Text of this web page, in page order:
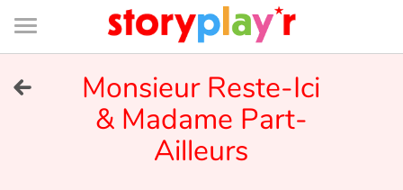
Connexion
Bibliothèque
de
page
Monsieur Reste-Ici
& Madame Part-
Ailleurs